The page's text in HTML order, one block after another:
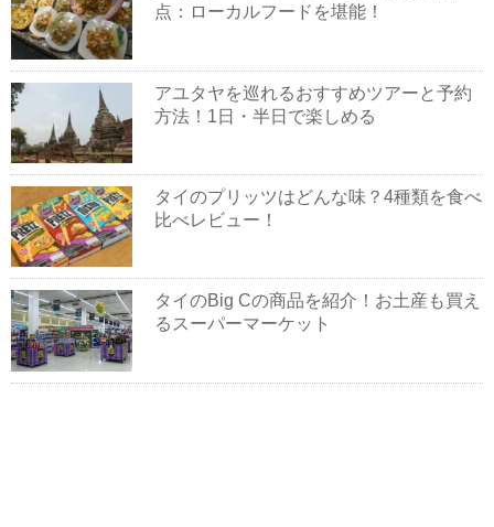
点：ローカルフードを堪能！
アユタヤを巡れるおすすめツアーと予約
方法！1日・半日で楽しめる
タイのプリッツはどんな味？4種類を食べ
比べレビュー！
タイのBig Cの商品を紹介！お土産も買え
るスーパーマーケット